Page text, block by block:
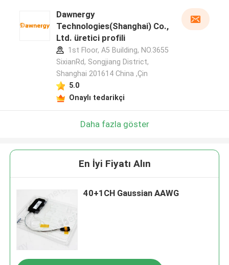
Dawnergy
Technologies(Shanghai) Co.,
Ltd. üretici profili
1st Floor, A5 Building, NO.3655
SixianRd, Songjiang District,
Shanghai 201614 China ,Çin
5.0
Onaylı tedarikçi
Daha fazla göster
En İyi Fiyatı Alın
40+1CH Gaussian AAWG